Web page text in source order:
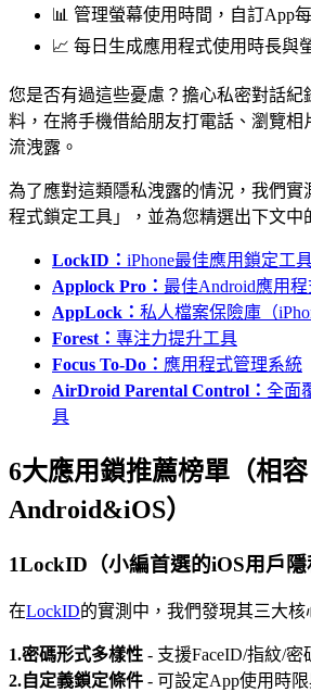
📊 管理螢幕使用時間，自訂App
📈 每日生成應用程式使用時長與
您是否有過這些憂慮？擔心私密對話紀
料，在將手機借給朋友打電話、瀏覽相
流洩露。
為了應對這類隱私洩露的情況，我們實
程式鎖定工具」，並為您精選出下文中
LockID： iPhone最佳應用鎖定工
Applock Pro： 最佳Android應用程
AppLock： 私人檔案保險庫（
Forest： 專注力提升工具
Focus To-Do： 應用程式管理系統
AirDroid Parental Control： 全面
具
6大應用鎖推薦榜單（相容
Android&iOS）
1LockID（小編首選的iOS用戶隱
在LockID的實測中，我們發現其三大核
1.密碼形式多樣性 - 支援FaceID/指紋/
2.自定義鎖定條件 - 可設定App使用時